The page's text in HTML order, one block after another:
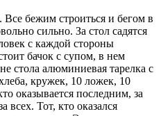
бежим строиться и бегом в
сильно. За стол садятся
с каждой стороны
бачок с супом, в нем
стола алюминиевая тарелка с
кружек, 10 ложек, 10
оказывается последним, за
всех. Тот, кто оказался